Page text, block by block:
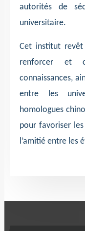
autorités de
universitaire.
Cet institut
renforcer et
connaissances,
entre les
homologues
pour favoriser
l’amitié entre les